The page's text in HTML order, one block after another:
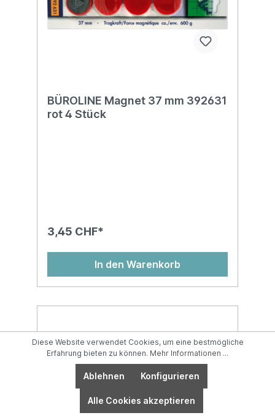
BÜROLINE Magnet 37 mm 392631
rot 4 Stück
3,45 CHF*
In den Warenkorb
Diese Website verwendet Cookies, um eine bestmögliche
Erfahrung bieten zu können. Mehr Informationen ...
Ablehnen Konfigurieren
Alle Cookies akzeptieren